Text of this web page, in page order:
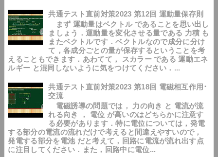
共通テスト直前対策2023 第12回 運動量保存則
まず 運動量はベクトル であることを思い出し
ましょう．運動量を変化させる量である 力積 も
またベクトルです．ベクトルなので成分に分け
て，各成分ごとの量が保存するということを考
えることもできます．あわてて， スカラー である 運動エネ
ルギー と混同しないように気をつけてください．...
共通テスト直前対策2023 第18回 電磁相互作用･
交流
電磁誘導の問題では， 力の向き と 電流が流
れる向き ， 電位 が高いのはどちらかに注意す
る必要があります．特に電位については，発電
する部分の電流の流れだけで考えると間違えやすいので，
発電する部分を電池 だと考えて，回路に電流が流れ出す点
に注目してください．また，回路中に電位...